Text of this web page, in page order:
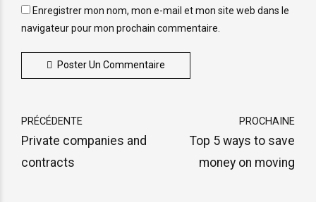
Enregistrer mon nom, mon e-mail et mon site web dans le
navigateur pour mon prochain commentaire.
Poster Un Commentaire
PRÉCÉDENTE
Private companies and
contracts
PROCHAINE
Top 5 ways to save
money on moving